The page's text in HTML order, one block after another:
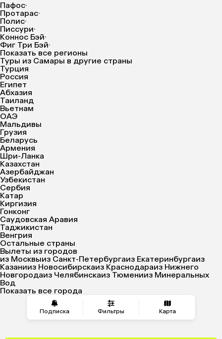
Подписка Фильтры Карта
Пафос·
Протарас·
Полис·
Писсури·
Коннос Бэй·
Фиг Три Бэй·
Показать все регионы
Туры из Самары в другие страны
Турция
Россия
Египет
Абхазия
Таиланд
Вьетнам
ОАЭ
Мальдивы
Грузия
Беларусь
Армения
Шри-Ланка
Казахстан
Азербайджан
Узбекистан
Сербия
Катар
Киргизия
Гонконг
Саудовская Аравия
Таджикистан
Венгрия
Остальные страны
Вылеты из городов
из Москвыиз Санкт-Петербургаиз Екатеринбургаиз
Казанииз Новосибирскаиз Краснодараиз Нижнего
Новгородаиз Челябинскаиз Тюменииз Минеральных
Вод
Показать все города